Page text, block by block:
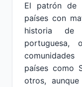
El patrón de
países con
historia de
países como
otros,